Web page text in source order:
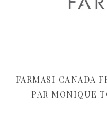
FARMASI CANADA
PAR MONIQUE